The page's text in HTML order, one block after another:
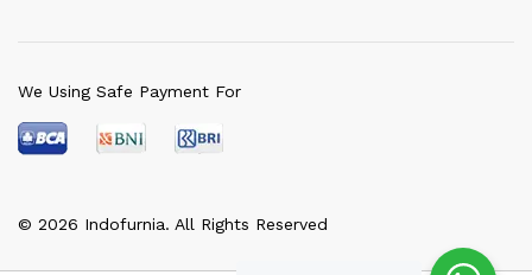
© 2026 Indofurnia. All Rights Reserved
We Using Safe Payment For